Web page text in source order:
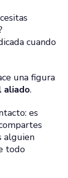
cuando
una figura
aliado.
es
alguien
todo